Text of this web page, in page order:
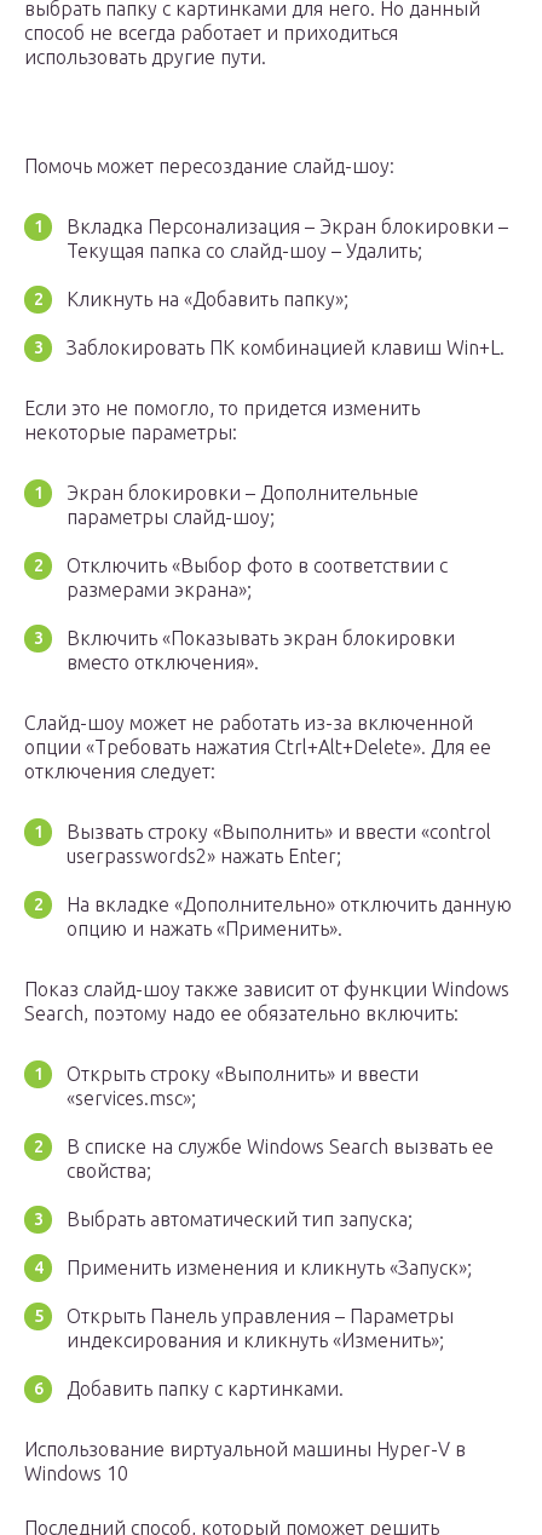
выбрать папку с картинками для него. Но данный
способ не всегда работает и приходиться
использовать другие пути.
Помочь может пересоздание слайд-шоу:
Вкладка Персонализация – Экран блокировки –
Текущая папка со слайд-шоу – Удалить;
Кликнуть на «Добавить папку»;
Заблокировать ПК комбинацией клавиш Win+L.
Если это не помогло, то придется изменить
некоторые параметры:
Экран блокировки – Дополнительные
параметры слайд-шоу;
Отключить «Выбор фото в соответствии с
размерами экрана»;
Включить «Показывать экран блокировки
вместо отключения».
Слайд-шоу может не работать из-за включенной
опции «Требовать нажатия Ctrl+Alt+Delete». Для ее
отключения следует:
Вызвать строку «Выполнить» и ввести «control
userpasswords2» нажать Enter;
На вкладке «Дополнительно» отключить данную
опцию и нажать «Применить».
Показ слайд-шоу также зависит от функции Windows
Search, поэтому надо ее обязательно включить:
Открыть строку «Выполнить» и ввести
«services.msc»;
В списке на службе Windows Search вызвать ее
свойства;
Выбрать автоматический тип запуска;
Применить изменения и кликнуть «Запуск»;
Открыть Панель управления – Параметры
индексирования и кликнуть «Изменить»;
Добавить папку с картинками.
Использование виртуальной машины Hyper-V в
Windows 10
Последний способ, который поможет решить